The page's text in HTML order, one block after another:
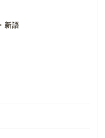
新語